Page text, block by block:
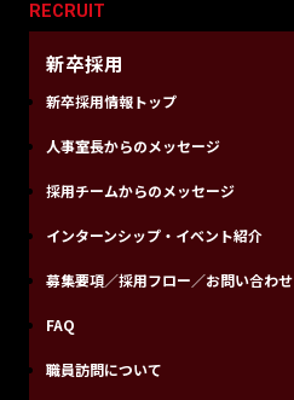
RECRUIT
新卒採用
新卒採用情報トップ
人事室長からのメッセージ
採用チームからのメッセージ
インターンシップ・イベント紹介
募集要項／採用フロー／お問い合わせ
FAQ
職員訪問について